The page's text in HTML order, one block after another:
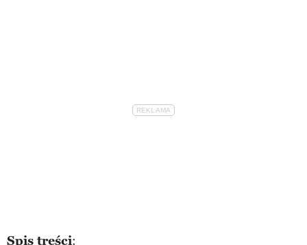
Spis treści: